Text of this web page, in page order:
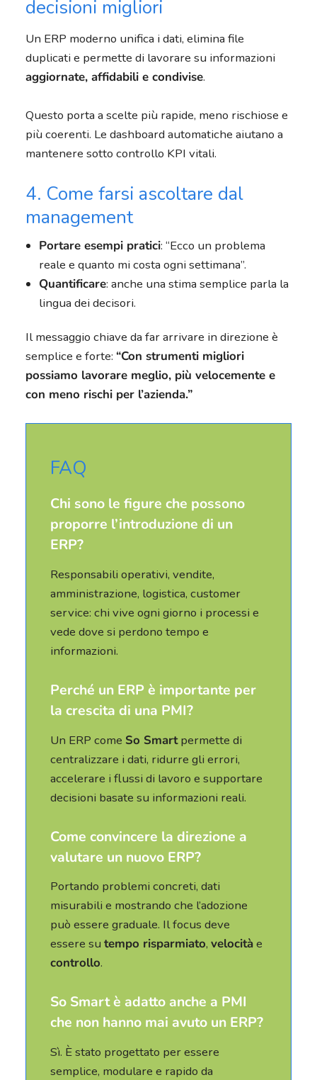
decisioni migliori
Un ERP moderno unifica i dati, elimina file
duplicati e permette di lavorare su informazioni
aggiornate, affidabili e condivise.
Questo porta a scelte più rapide, meno rischiose e
più coerenti. Le dashboard automatiche aiutano a
mantenere sotto controllo KPI vitali.
4. Come farsi ascoltare dal
management
Portare esempi pratici: “Ecco un problema
reale e quanto mi costa ogni settimana”.
Quantificare: anche una stima semplice parla la
lingua dei decisori.
Il messaggio chiave da far arrivare in direzione è
semplice e forte: “Con strumenti migliori
possiamo lavorare meglio, più velocemente e
con meno rischi per l’azienda.”
FAQ
Chi sono le figure che possono
proporre l’introduzione di un
ERP?
Responsabili operativi, vendite,
amministrazione, logistica, customer
service: chi vive ogni giorno i processi e
vede dove si perdono tempo e
informazioni.
Perché un ERP è importante per
la crescita di una PMI?
Un ERP come So Smartpermette di
centralizzare i dati, ridurre gli errori,
accelerare i flussi di lavoro e supportare
decisioni basate su informazioni reali.
Come convincere la direzione a
valutare un nuovo ERP?
Portando problemi concreti, dati
misurabili e mostrando che l’adozione
può essere graduale. Il focus deve
essere su tempo risparmiato, velocitàe
controllo.
So Smart è adatto anche a PMI
che non hanno mai avuto un ERP?
Sì. È stato progettato per essere
semplice, modulare e rapido da